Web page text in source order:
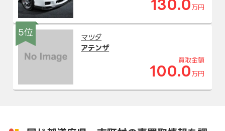
130.0 万円
5位
マツダ
アテンザ
買取金額
100.0 万円